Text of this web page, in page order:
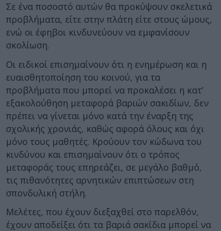
Σε ένα ποσοστό αυτών θα προκύψουν σκελετικά
προβλήματα, είτε στην πλάτη είτε στους ώμους,
ενώ οι έφηβοι κινδυνεύουν να εμφανίσουν
σκολίωση.
Οι ειδικοί επισημαίνουν ότι η ενημέρωση και η
ευαισθητοποίηση του κοινού, για τα
προβλήματα που μπορεί να προκαλέσει η κατ’
εξακολούθηση μεταφορά βαριών σακιδίων, δεν
πρέπει να γίνεται μόνο κατά την έναρξη της
σχολικής χρονιάς, καθώς αφορά όλους και όχι
μόνο τους μαθητές. Κρούουν τον κώδωνα του
κινδύνου και επισημαίνουν ότι ο τρόπος
μεταφοράς τους επηρεάζει, σε μεγάλο βαθμό,
τις πιθανότητες αρνητικών επιπτώσεων στη
σπονδυλική στήλη.
Μελέτες, που έχουν διεξαχθεί στο παρελθόν,
έχουν αποδείξει ότι τα βαριά σακίδια μπορεί να